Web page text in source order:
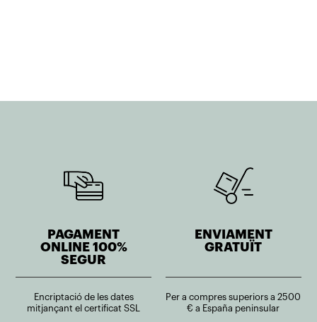
PAGAMENT
ONLINE 100%
SEGUR
Encriptació de les dates
mitjançant el certificat SSL
ENVIAMENT
GRATUÏT
Per a compres superiors a 2500
€ a España peninsular